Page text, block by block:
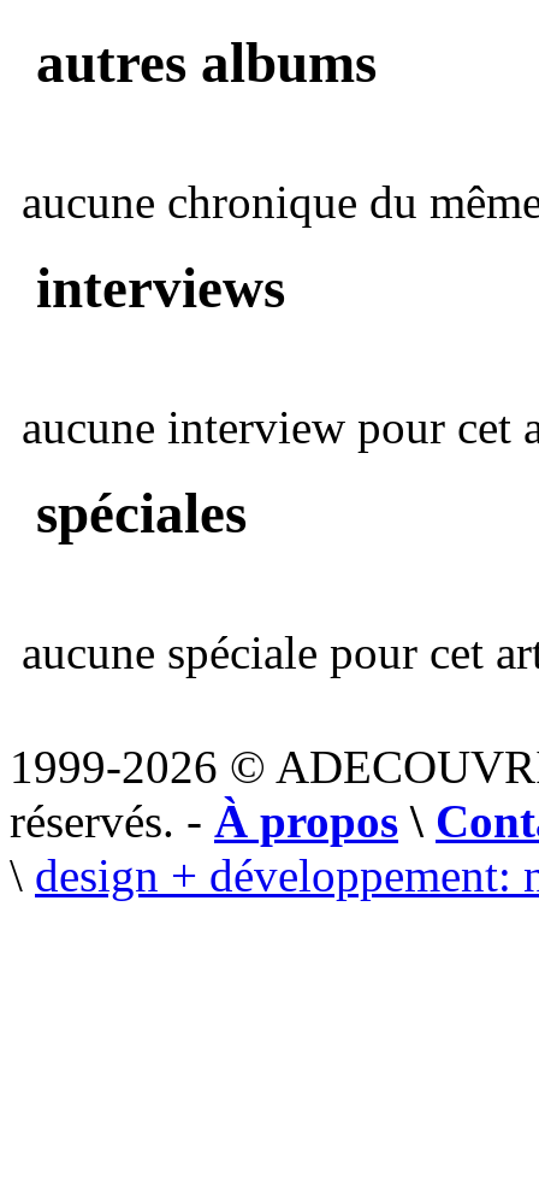
autres albums
aucune chronique du
interviews
aucune interview pour cet
spéciales
aucune spéciale pour cet
1999-2026 ©
réservés. - À propos \
\ design + développement: